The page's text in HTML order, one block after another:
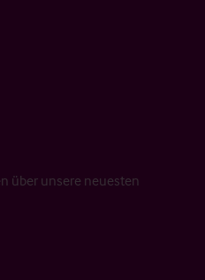
über unsere neuesten